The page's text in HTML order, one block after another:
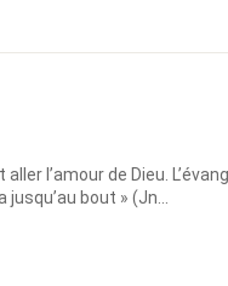
l’amour de Dieu.
bout » (Jn...